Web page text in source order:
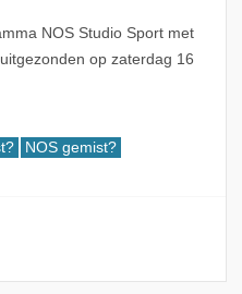
NOS Studio Sport met
op zaterdag 16
NOS gemist?